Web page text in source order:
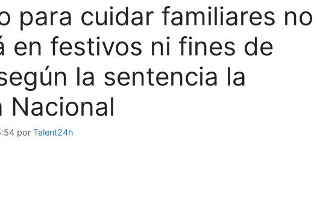
para cuidar familiares no
en festivos ni fines de
la sentencia la
Nacional
por Talent24h